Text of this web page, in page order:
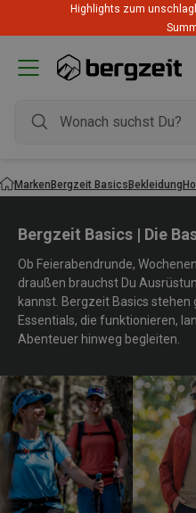
Highlights zum
MarkenBergzeit BasicsBekleidung
Bergzeit Basics | Die
Ob Feierabendrunde,
draußen brauchst Du
kannst. Bergzeit Basics
Essentials, die funktionieren,
Abenteuer hinweg begleiten.